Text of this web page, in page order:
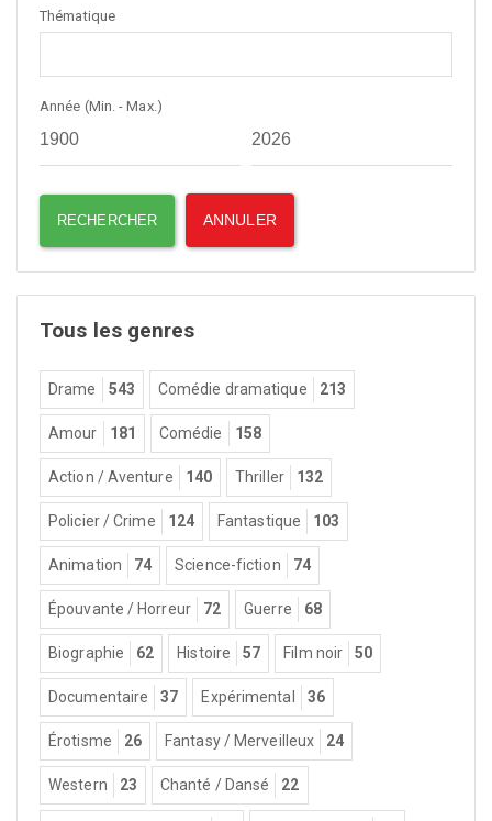
Thématique
Année (Min. - Max.)
Tous les genres
Drame 543 Comédie dramatique 213
Amour 181 Comédie 158
Action / Aventure 140 Thriller 132
Policier / Crime 124 Fantastique 103
Animation 74 Science-fiction 74
Épouvante / Horreur 72 Guerre 68
Biographie 62 Histoire 57 Film noir 50
Documentaire 37 Expérimental 36
Érotisme 26 Fantasy / Merveilleux 24
Western 23 Chanté / Dansé 22